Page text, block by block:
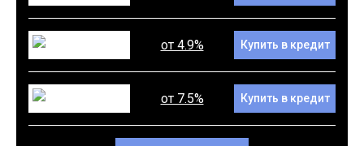
от 4.9% Купить в кредит
от 7.5% Купить в кредит